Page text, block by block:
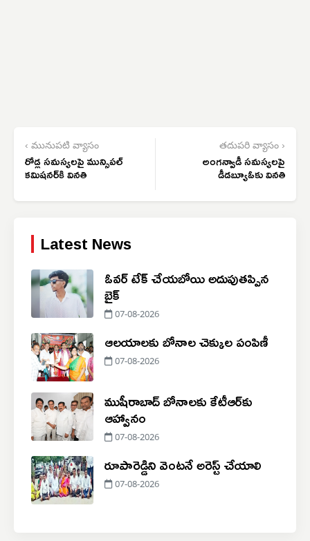
‹ మునుపటి వ్యాసం
రోడ్ల సమస్యలపై మున్సిపల్
కమిషనర్‌కి వినతి
తదుపరి వ్యాసం ›
అంగన్వాడీ సమస్యలపై
డీడబ్యూఓకు వినతి
Latest News
ఓవర్ టేక్ చేయబోయి అదుపుతప్పిన
బైక్
07-08-2026
ఆలయాలకు బోనాల చెక్కుల పంపిణీ
07-08-2026
ముషీరాబాద్ బోనాలకు కేటీఆర్‌కు
ఆహ్వానం
07-08-2026
రూపారెడ్డిని వెంటనే అరెస్ట్ చేయాలి
07-08-2026